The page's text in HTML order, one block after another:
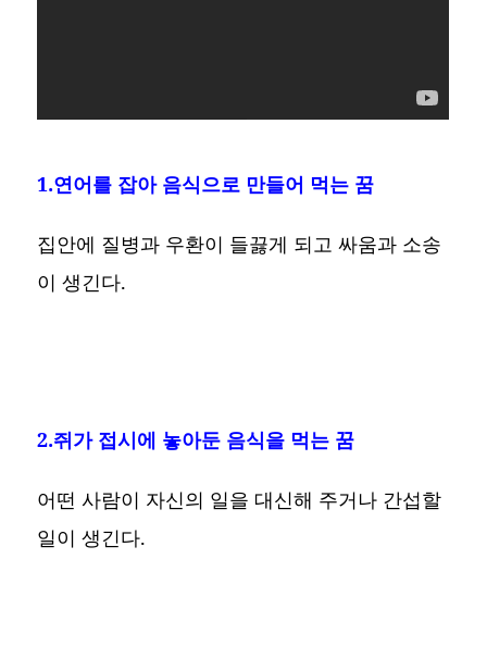
1.연어를 잡아 음식으로 만들어 먹는 꿈
집안에 질병과 우환이 들끓게 되고 싸움과 소송
이 생긴다.
2.쥐가 접시에 놓아둔 음식을 먹는 꿈
어떤 사람이 자신의 일을 대신해 주거나 간섭할
일이 생긴다.